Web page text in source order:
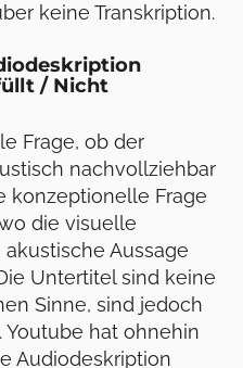
keine Transkription.
/ Nicht
Frage, ob der
nachvollziehbar
konzeptionelle Frage
die visuelle
Aussage
Untertitel sind keine
Sinne, sind jedoch
hat ohnehin
Audiodeskription